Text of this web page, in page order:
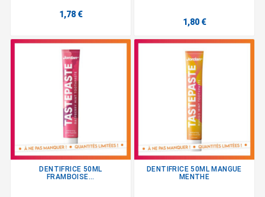
1,78 €
1,80 €
DENTIFRICE 50ML
FRAMBOISE...
DENTIFRICE 50ML MANGUE
MENTHE